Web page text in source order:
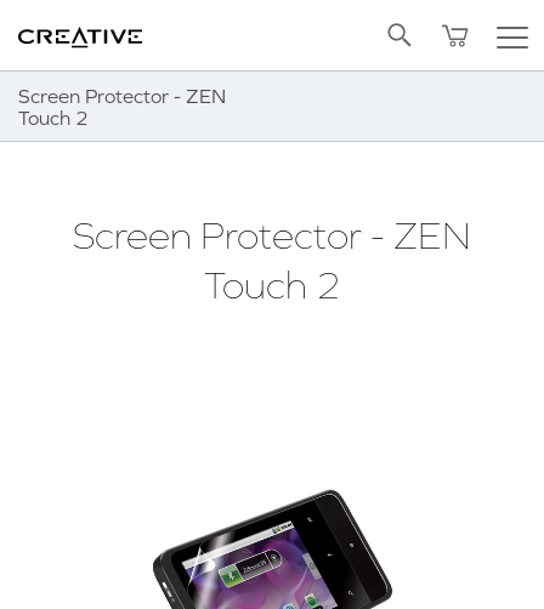
Screen Protector - ZEN
Touch 2
Volver arriba
Screen Protector - ZEN
Touch 2